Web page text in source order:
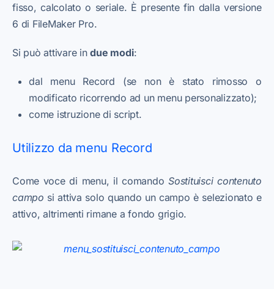
fisso, calcolato o seriale. È presente fin dalla versione
6 di FileMaker Pro.
Si può attivare indue modi:
dal menu Record (se non è stato rimosso o
modificato ricorrendo ad un menu personalizzato);
come istruzione di script.
Utilizzo da menu Record
Come voce di menu, il comandoSostituisci contenuto
campo si attiva solo quando un campo è selezionato e
attivo, altrimenti rimane a fondo grigio.